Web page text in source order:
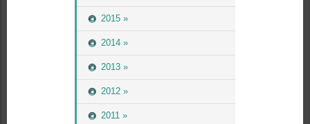
2015 »
2014 »
2013 »
2012 »
2011 »